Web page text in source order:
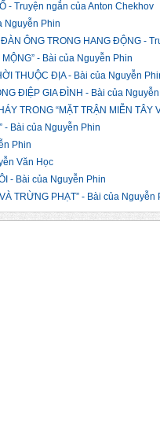
- Truyện ngắn của Anton Chekhov
Nguyễn Phin
ÔNG TRONG HANG ĐỘNG -
- Bài của Nguyễn Phin
THUỘC ĐỊA - Bài của Nguyễn
ĐIỆP GIA ĐÌNH - Bài của
TRONG “MẶT TRẬN MIỄN TÂY
- Bài của Nguyễn Phin
Phin
Văn Học
- Bài của Nguyễn Phin
TRỪNG PHẠT” - Bài của Nguyễn